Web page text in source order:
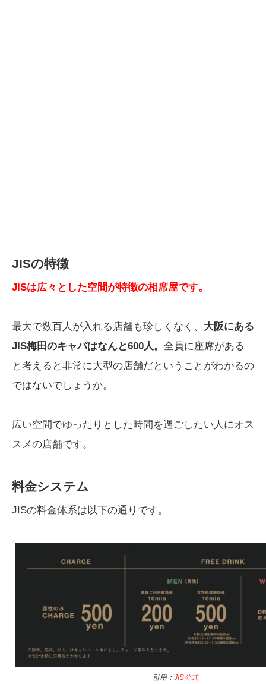
JISの特徴
JISは広々とした空間が特徴の相席屋です。
最大で数百人が入れる店舗も珍しくなく、 大阪にある
JIS梅田のキャパはなんと600人。 全員に座席がある
と考えると非常に大型の店舗だということがわかるの
ではないでしょうか。
広い空間でゆったりとした時間を過ごしたい人にオス
スメの店舗です。
料金システム
JISの料金体系は以下の通りです。
引用： JIS公式